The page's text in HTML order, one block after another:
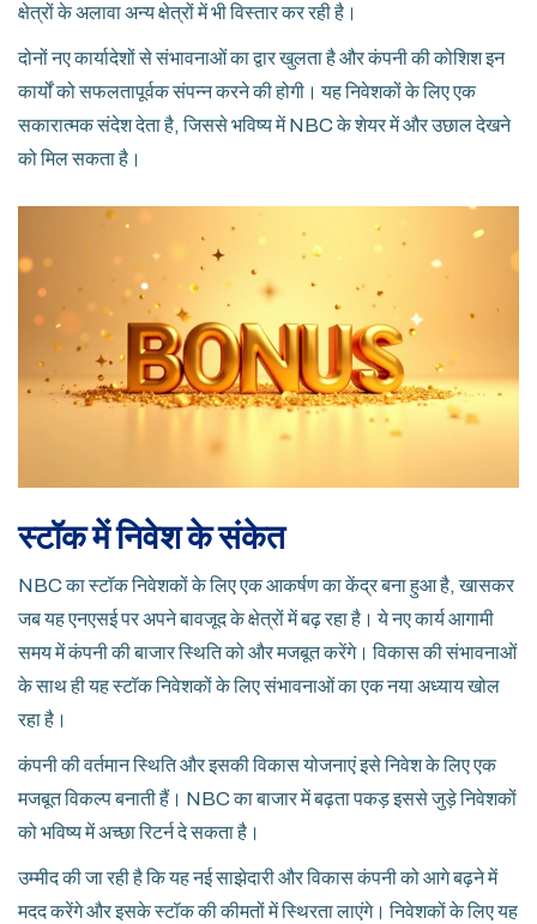
क्षेत्रों के अलावा अन्य क्षेत्रों में भी विस्तार कर रही है।
दोनों नए कार्यादेशों से संभावनाओं का द्वार खुलता है और कंपनी की कोशिश इन
कार्यों को सफलतापूर्वक संपन्न करने की होगी। यह निवेशकों के लिए एक
सकारात्मक संदेश देता है, जिससे भविष्य में NBC के शेयर में और उछाल देखने
को मिल सकता है।
स्टॉक में निवेश के संकेत
NBC का स्टॉक निवेशकों के लिए एक आकर्षण का केंद्र बना हुआ है, खासकर
जब यह एनएसई पर अपने बावजूद के क्षेत्रों में बढ़ रहा है। ये नए कार्य आगामी
समय में कंपनी की बाजार स्थिति को और मजबूत करेंगे। विकास की संभावनाओं
के साथ ही यह स्टॉक निवेशकों के लिए संभावनाओं का एक नया अध्याय खोल
रहा है।
कंपनी की वर्तमान स्थिति और इसकी विकास योजनाएं इसे निवेश के लिए एक
मजबूत विकल्प बनाती हैं। NBC का बाजार में बढ़ता पकड़ इससे जुड़े निवेशकों
को भविष्य में अच्छा रिटर्न दे सकता है।
उम्मीद की जा रही है कि यह नई साझेदारी और विकास कंपनी को आगे बढ़ने में
मदद करेंगे और इसके स्टॉक की कीमतों में स्थिरता लाएंगे। निवेशकों के लिए यह